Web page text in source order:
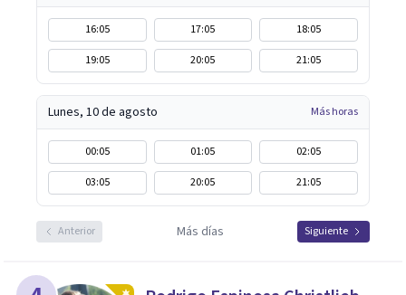
16:05 17:05
18:05
19:05
20:05 21:05
Lunes, 10 de agosto Más horas
00:05 01:05
02:05
03:05
20:05 21:05
Anterior Más días Siguiente